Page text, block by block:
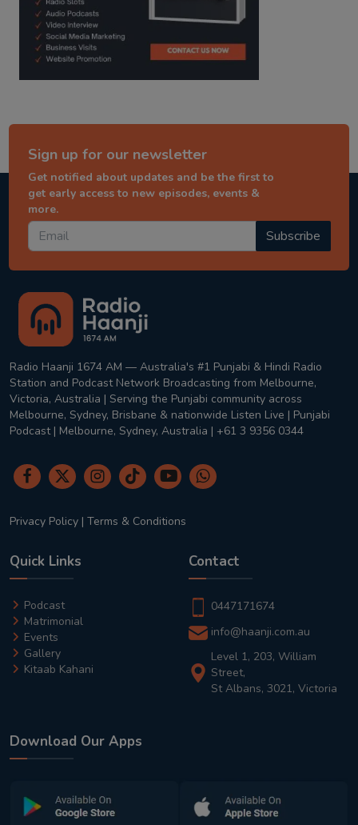
Sign up for our newsletter
Get notified about updates and be the first to
get early access to new episodes, events &
more.
Subscribe
Radio Haanji 1674 AM — Australia's #1 Punjabi & Hindi Radio
Station and Podcast Network Broadcasting from Melbourne,
Victoria, Australia | Serving the Punjabi community across
Melbourne, Sydney, Brisbane & nationwide Listen Live | Punjabi
Podcast | Melbourne, Sydney, Australia | +61 3 9356 0344
Privacy Policy | Terms & Conditions
Quick Links
Podcast
Matrimonial
Events
Gallery
Kitaab Kahani
Contact
0447171674
info@haanji.com.au
Level 1, 203, William
Street,
St Albans, 3021, Victoria
Download Our Apps